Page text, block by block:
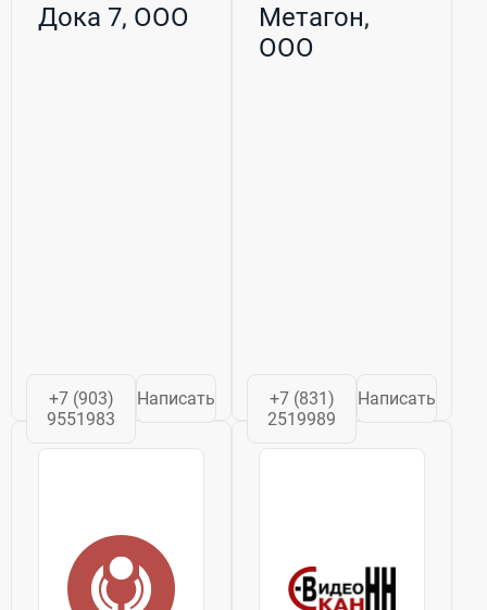
Дока 7, ООО
+7 (903)
9551983
Написать
Метагон,
ООО
+7 (831)
2519989
Написать